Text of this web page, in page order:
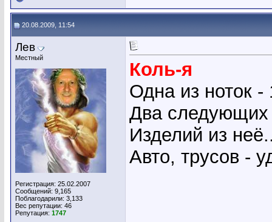
20.08.2009, 11:54
Лев
Местный
Регистрация: 25.02.2007
Сообщений: 9,165
Поблагодарили: 3,133
Вес репутации: 46
Репутация: 1747
Коль-я
Одна из ноток -
Два
Изделий из
Авто, трусов -